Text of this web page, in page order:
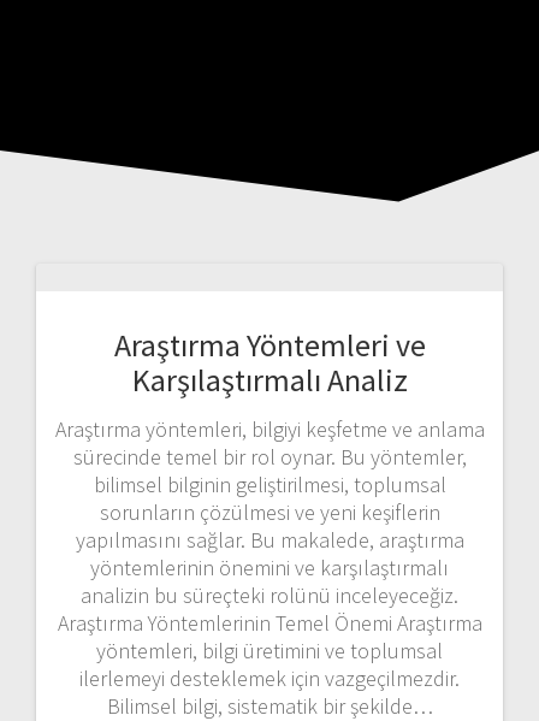
Araştırma Yöntemleri ve
Karşılaştırmalı Analiz
Araştırma yöntemleri, bilgiyi keşfetme ve anlama
sürecinde temel bir rol oynar. Bu yöntemler,
bilimsel bilginin geliştirilmesi, toplumsal
sorunların çözülmesi ve yeni keşiflerin
yapılmasını sağlar. Bu makalede, araştırma
yöntemlerinin önemini ve karşılaştırmalı
analizin bu süreçteki rolünü inceleyeceğiz.
Araştırma Yöntemlerinin Temel Önemi Araştırma
yöntemleri, bilgi üretimini ve toplumsal
ilerlemeyi desteklemek için vazgeçilmezdir.
Bilimsel bilgi, sistematik bir şekilde…